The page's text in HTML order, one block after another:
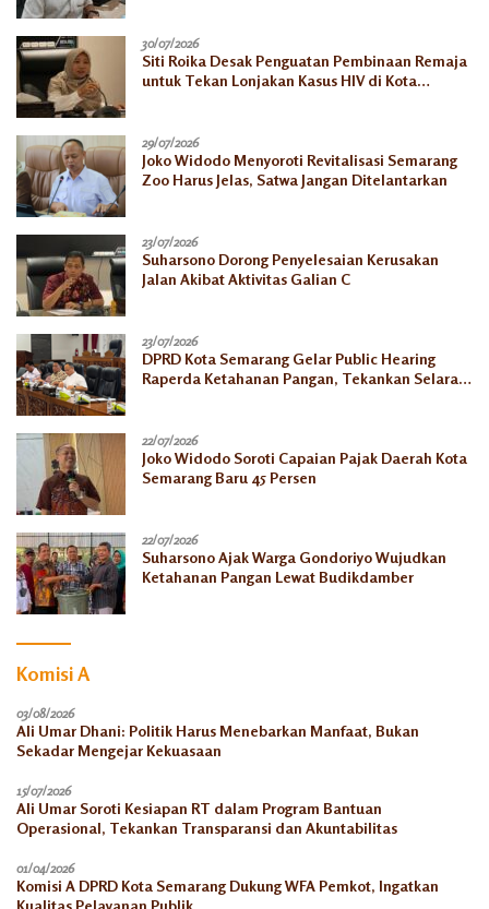
30/07/2026
Siti Roika Desak Penguatan Pembinaan Remaja
untuk Tekan Lonjakan Kasus HIV di Kota
29/07/2026
Joko Widodo Menyoroti Revitalisasi Semarang
Zoo Harus Jelas, Satwa Jangan Ditelantarkan
23/07/2026
Suharsono Dorong Penyelesaian Kerusakan
Jalan Akibat Aktivitas Galian C
23/07/2026
DPRD Kota Semarang Gelar Public Hearing
Raperda Ketahanan Pangan, Tekankan Selaras
22/07/2026
Joko Widodo Soroti Capaian Pajak Daerah Kota
Semarang Baru 45 Persen
22/07/2026
Suharsono Ajak Warga Gondoriyo Wujudkan
Ketahanan Pangan Lewat Budikdamber
Komisi A
03/08/2026
Ali Umar Dhani: Politik Harus Menebarkan Manfaat, Bukan
Sekadar Mengejar Kekuasaan
15/07/2026
Ali Umar Soroti Kesiapan RT dalam Program Bantuan
Operasional, Tekankan Transparansi dan Akuntabilitas
01/04/2026
Komisi A DPRD Kota Semarang Dukung WFA Pemkot, Ingatkan
Kualitas Pelayanan Publik